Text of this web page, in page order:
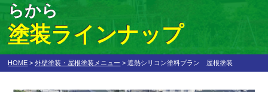
らから
塗装ラインナップ
HOME >外壁塗装・屋根塗装メニュー >遮熱シリコン塗料プラン 屋根塗装